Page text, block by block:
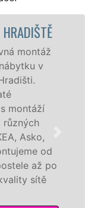
Ikei či
Nobilie,